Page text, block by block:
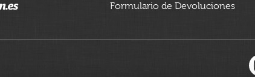
Formulario de Devoluciones